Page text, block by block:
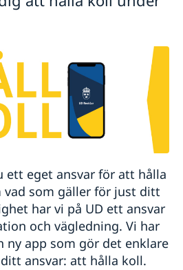
ett eget ansvar för att hålla
vad som gäller för just ditt
har vi på UD ett ansvar
och vägledning. Vi har
ny app som gör det enklare
ansvar: att hålla koll.